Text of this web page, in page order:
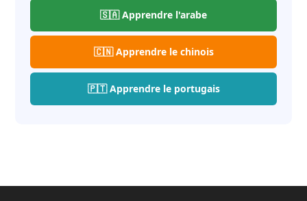
🇸🇦 Apprendre l'arabe
🇨🇳 Apprendre le chinois
🇵🇹 Apprendre le portugais